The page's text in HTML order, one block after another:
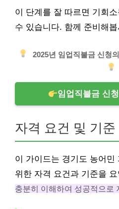
이 단계를 잘 따르면 기회
수 있습니다. 함께 준비해
2025년 임업직불금 신청
임업직불금 신
자격 요건 및 기준
이 가이드는 경기도 농어민
위한 자격 요건과 기준을
충분히 이해하여 성공적으로